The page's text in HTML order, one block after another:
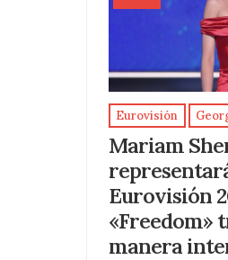
Eurovisión
Mariam
Eurovisión
«Freedom»
manera